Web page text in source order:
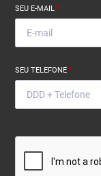
SEU E-MAIL*
SEU TELEFONE*